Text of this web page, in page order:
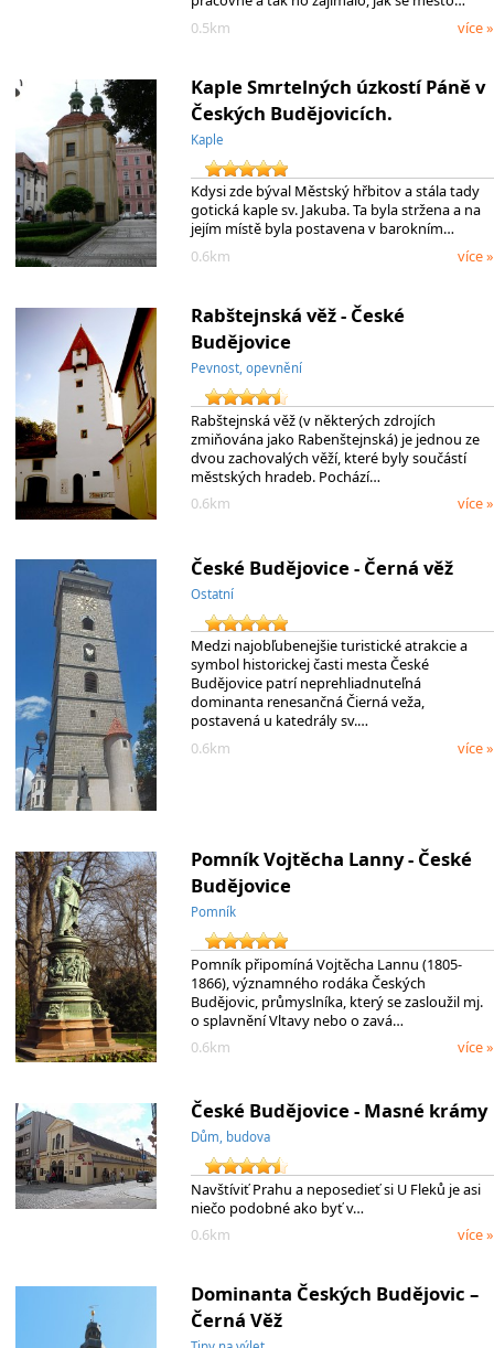
0.5km
více »
Kaple Smrtelných úzkostí Páně v
Českých Budějovicích.
Kaple
Kdysi zde býval Městský hřbitov a stála tady
gotická kaple sv. Jakuba. Ta byla stržena a na
jejím místě byla postavena v barokním…
0.6km
více »
Rabštejnská věž - České
Budějovice
Pevnost, opevnění
Rabštejnská věž (v některých zdrojích
zmiňována jako Rabenštejnská) je jednou ze
dvou zachovalých věží, které byly součástí
městských hradeb. Pochází…
0.6km
více »
České Budějovice - Černá věž
Ostatní
Medzi najobľubenejšie turistické atrakcie a
symbol historickej časti mesta České
Budějovice patrí neprehliadnuteľná
dominanta renesančná Čierná veža,
postavená u katedrály sv.…
0.6km
více »
Pomník Vojtěcha Lanny - České
Budějovice
Pomník
Pomník připomíná Vojtěcha Lannu (1805-
1866), významného rodáka Českých
Budějovic, průmyslníka, který se zasloužil mj.
o splavnění Vltavy nebo o zavá…
0.6km
více »
České Budějovice - Masné krámy
Dům, budova
Navštíviť Prahu a neposedieť si U Fleků je asi
niečo podobné ako byť v…
0.6km
více »
Dominanta Českých Budějovic –
Černá Věž